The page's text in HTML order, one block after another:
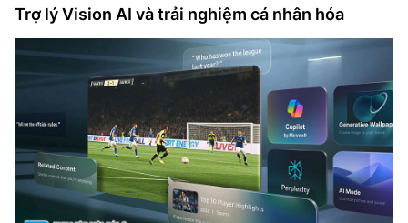
Trợ lý Vision AI và trải nghiệm cá nhân hóa